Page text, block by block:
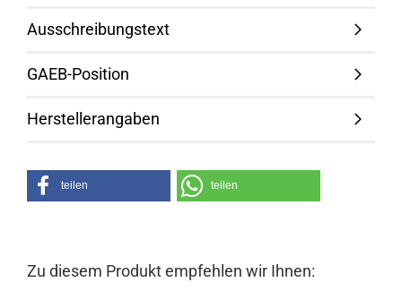
Ausschreibungstext
GAEB-Position
Herstellerangaben
teilen teilen
Zu diesem Produkt empfehlen wir Ihnen: